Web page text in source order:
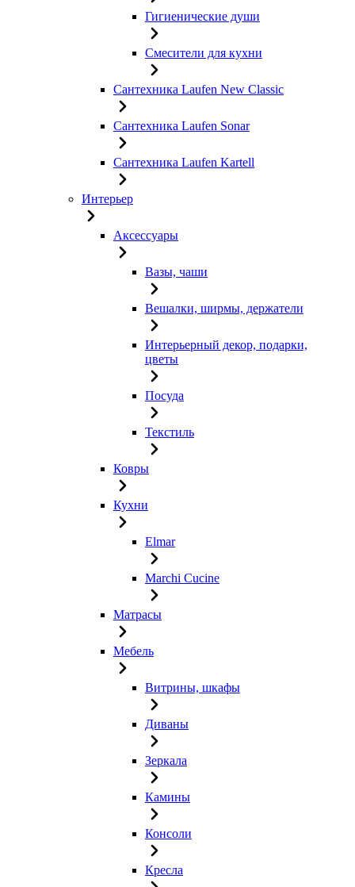
Гигиенические души
Смесители для кухни
Сантехника Laufen New Classic
Сантехника Laufen Sonar
Сантехника Laufen Kartell
Интерьер
Аксессуары
Вазы, чаши
Вешалки, ширмы, держатели
Интерьерный декор, подарки,
цветы
Посуда
Текстиль
Ковры
Кухни
Elmar
Marchi Cucine
Матрасы
Мебель
Витрины, шкафы
Диваны
Зеркала
Камины
Консоли
Кресла